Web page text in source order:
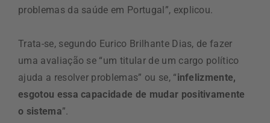
problemas da saúde em Portugal”, explicou.
Trata-se, segundo Eurico Brilhante Dias, de fazer
uma avaliação se “um titular de um cargo político
ajuda a resolver problemas” ou se, “infelizmente,
esgotou essa capacidade de mudar positivamente
o sistema”.